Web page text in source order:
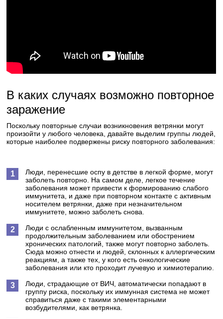
В каких случаях возможно повторное
заражение
Поскольку повторные случаи возникновения ветрянки могут
произойти у любого человека, давайте выделим группы людей,
которые наиболее подвержены риску повторного заболевания:
Люди, перенесшие оспу в детстве в легкой форме, могут
заболеть повторно. На самом деле, легкое течение
заболевания может привести к формированию слабого
иммунитета, и даже при повторном контакте с активным
носителем ветрянки, даже при незначительном
иммунитете, можно заболеть снова.
Люди с ослабленным иммунитетом, вызванным
продолжительным заболеванием или обострением
хронических патологий, также могут повторно заболеть.
Сюда можно отнести и людей, склонных к аллергическим
реакциям, а также тех, у кого есть онкологические
заболевания или кто проходит лучевую и химиотерапию.
Люди, страдающие от ВИЧ, автоматически попадают в
группу риска, поскольку их иммунная система не может
справиться даже с такими элементарными
возбудителями, как ветрянка.